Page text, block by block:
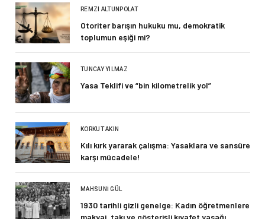
REMZI ALTUNPOLAT
Otoriter barışın hukuku mu, demokratik
toplumun eşiği mi?
TUNCAY YILMAZ
Yasa Teklifi ve “bin kilometrelik yol”
KORKUT AKIN
Kılı kırk yararak çalışma: Yasaklara ve sansüre
karşı mücadele!
MAHSUNI GÜL
1930 tarihli gizli genelge: Kadın öğretmenlere